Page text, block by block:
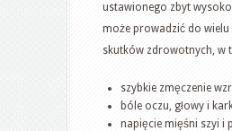
ustawionego zbyt
może prowadzić do wielu
skutków zdrowotnych, w
szybkie zmęczenie
bóle oczu, głowy i
napięcie mięśni szyi i